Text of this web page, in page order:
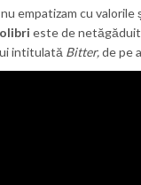
empatizam cu
este de
intitulată Bitter,de pe